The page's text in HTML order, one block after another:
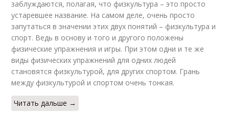
заблуждаются, полагая, что физкультура – это просто
устаревшее название. На самом деле, очень просто
запутаться в значении этих двух понятий – физкультура и
спорт. Ведь в основу и того и другого положены
физические упражнения и игры. При этом одни и те же
виды физических упражнений для одних людей
становятся физкультурой, для других спортом. Грань
между физкультурой и спортом очень тонкая.
Читать дальше →